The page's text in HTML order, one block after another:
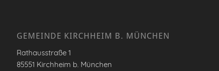
GEMEINDE KIRCHHEIM B. MÜNCHEN
Rathausstraße 1
85551 Kirchheim b. München